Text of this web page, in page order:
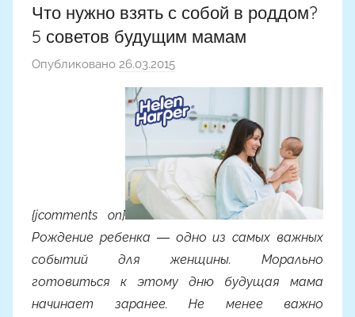
Что нужно взять с собой в роддом?
5 советов будущим мамам
Опубликовано 26.03.2015
в
т
м
М
{jcomments on}
Рождение ребенка ― одно из самых важных
событий для женщины. Морально
готовиться к этому дню будущая мама
начинает заранее. Не менее важно